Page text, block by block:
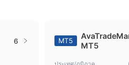
6 MT5
MT5
ประเทศ/ภูมิภาค